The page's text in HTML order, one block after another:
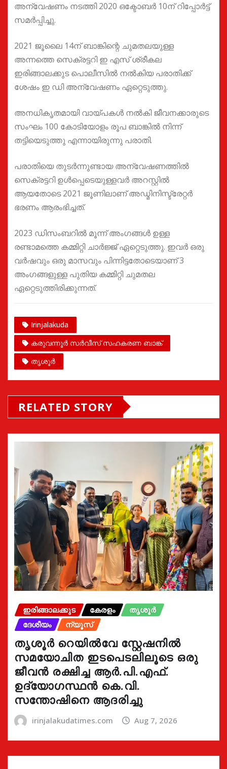
അന്വേഷണം നടത്തി 2020 ഒക്ടോബർ 10ന് റിപ്പോർട്ട്
സമർപ്പിച്ചു.
2021 ജൂലൈ 14ന് ബാങ്കിന്റെ ചുമതലയുള്ള
അന്നത്തെ സെക്രട്ടറി ഇ എസ് ശ്രീകല
ഇരിങ്ങാലക്കുട പൊലീസിൽ നൽകിയ പരാതിക്ക്
ശേഷം ഇ ഡി അന്വേഷണം ഏറ്റെടുത്തു.
അനധികൃതമായി വായ്പകൾ നൽകി ജീവനക്കാരുടെ
സംഘം 100 കോടിയോളം രൂപ ബാങ്കിൽ നിന്ന്
തട്ടിയെടുത്തു എന്നായിരുന്നു പരാതി.
പരാതിയെ തുടർന്നുണ്ടായ അന്വേഷണത്തിൽ
സെക്രട്ടറി ഉൾപ്പെടെയുള്ളവർ അറസ്റ്റിൽ
ആയതോടെ 2021 ജൂണിലാണ് അഡ്മിനിസ്ട്രേറ്റർ
ഭരണം ആരംഭിച്ചത്.
2023 ഡിസംബറിൽ മൂന്ന് അംഗങ്ങൾ ഉള്ള
രണ്ടാമത്തെ കമ്മിറ്റി ചാർജ്ജ് ഏറ്റെടുത്തു. ഇവർ ഒരു
വർഷവും ഒരു മാസവും പിന്നിട്ടതോടെയാണ് 3
അംഗങ്ങളുള്ള പുതിയ കമ്മിറ്റി ചുമതല
ഏറ്റെടുത്തിരിക്കുന്നത്.
Irinjalakuda
കരുവന്നൂർ സർവീസ് സഹകരണ ബാങ്ക്
തൃശൂർ
RELATED STORY
ഇരിങ്ങാലക്കുട കേരളം
തൃശൂർ
ദേശീയം
ന്യൂസ്
തൃശൂർ റെയിൽവേ സ്റ്റേഷനിൽ
സമയോചിത ഇടപെടലിലൂടെ ഒരു
ജീവൻ രക്ഷിച്ച ആർ.പി.എഫ്.
ഉദ്യോഗസ്ഥൻ കെ.വി.
സന്തോഷിനെ ആദരിച്ചു
irinjalakudatimes.com Aug 7, 2026